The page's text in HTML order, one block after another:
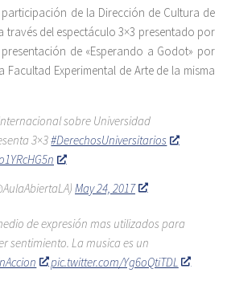
de la Dirección de Cultura de
través del espectáculo 3×3 presentado por
de «Esperando a Godot» por
Facultad Experimental de Arte de la misma
sobre Universidad
3×3#DerechosUniversitarios
May 24, 2017
de expresión mas utilizados para
sentimiento. La musica es un
pic.twitter.com/Yg6oQtiTDL